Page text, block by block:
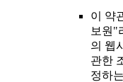
이 약
보원"
의 웹
관한
정하